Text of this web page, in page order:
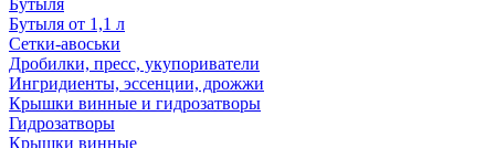
Бутыля
Бутыля от 1,1 л
Сетки-авоськи
Дробилки, пресс, укупориватели
Ингридиенты, эссенции, дрожжи
Крышки винные и гидрозатворы
Гидрозатворы
Крышки винные